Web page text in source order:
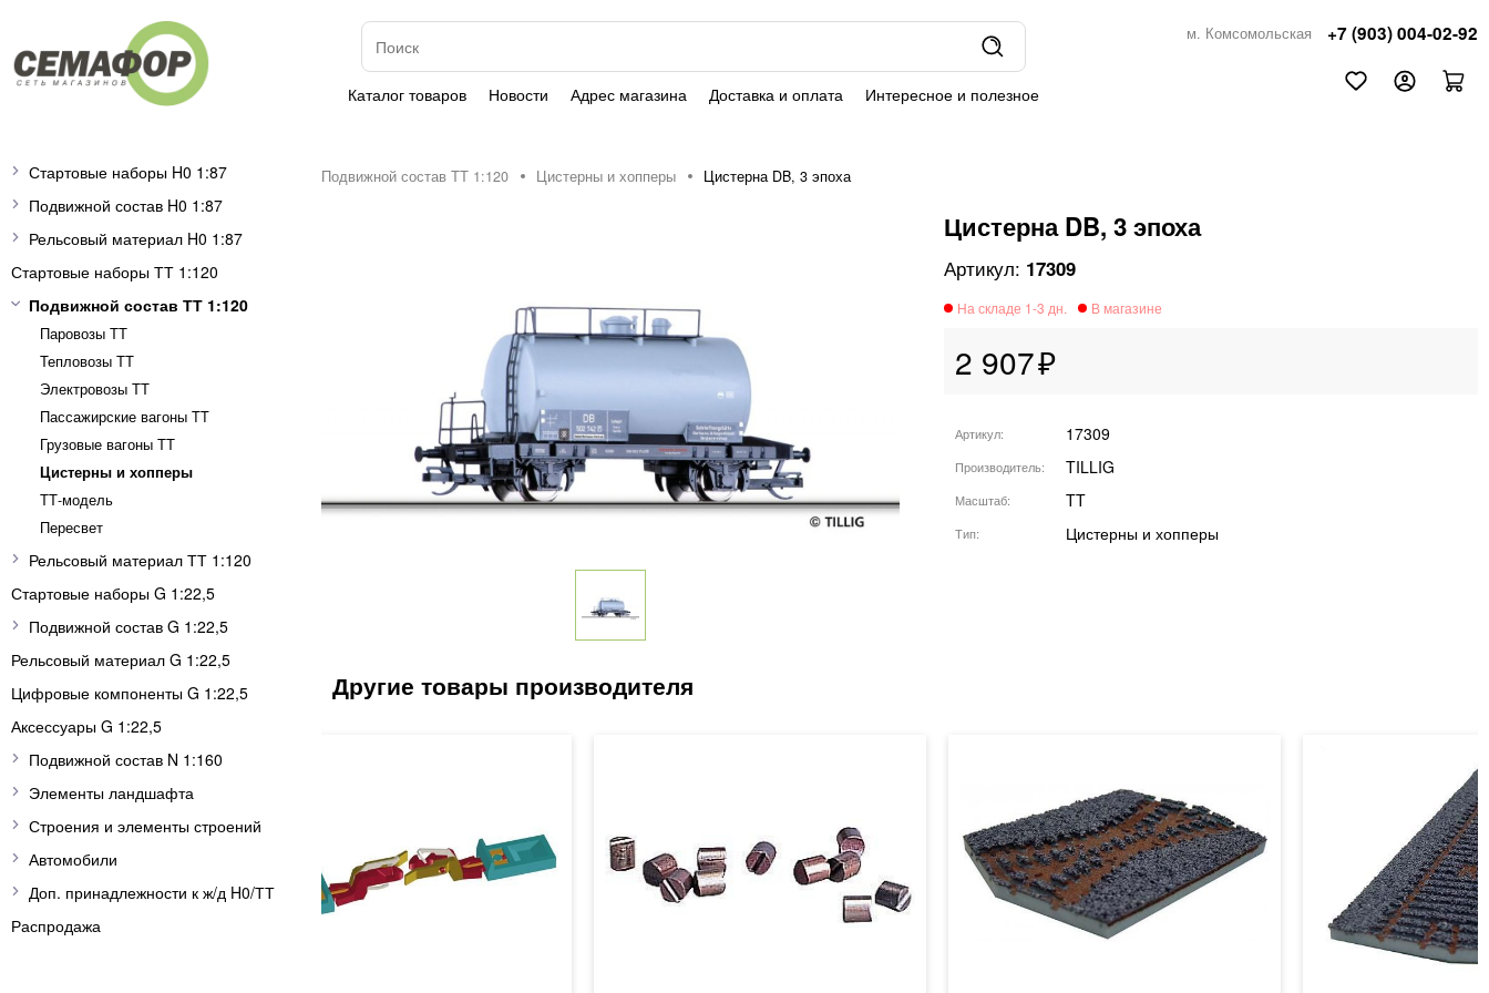
Каталог товаров Новости Адрес магазина Доставка и оплата Интересное и полезное
м. Комсомольская +7 (903) 004-02-92
Стартовые наборы H0 1:87
Подвижной состав H0 1:87
Рельсовый материал H0 1:87
Стартовые наборы ТТ 1:120
Подвижной состав ТТ 1:120
Паровозы ТТ
Тепловозы ТТ
Электровозы ТТ
Пассажирские вагоны TT
Грузовые вагоны ТТ
Цистерны и хопперы
ТТ-модель
Пересвет
Рельсовый материал ТТ 1:120
Стартовые наборы G 1:22,5
Подвижной состав G 1:22,5
Рельсовый материал G 1:22,5
Цифровые компоненты G 1:22,5
Аксессуары G 1:22,5
Подвижной состав N 1:160
Элементы ландшафта
Строения и элементы строений
Автомобили
Доп. принадлежности к ж/д H0/ТТ
Распродажа
Подвижной состав ТТ 1:120 Цистерны и хопперы Цистерна DB, 3 эпоха
Цистерна DB, 3 эпоха
17309
2 907
Артикул 17309
Производитель TILLIG
Масштаб TT
Тип Цистерны и хопперы